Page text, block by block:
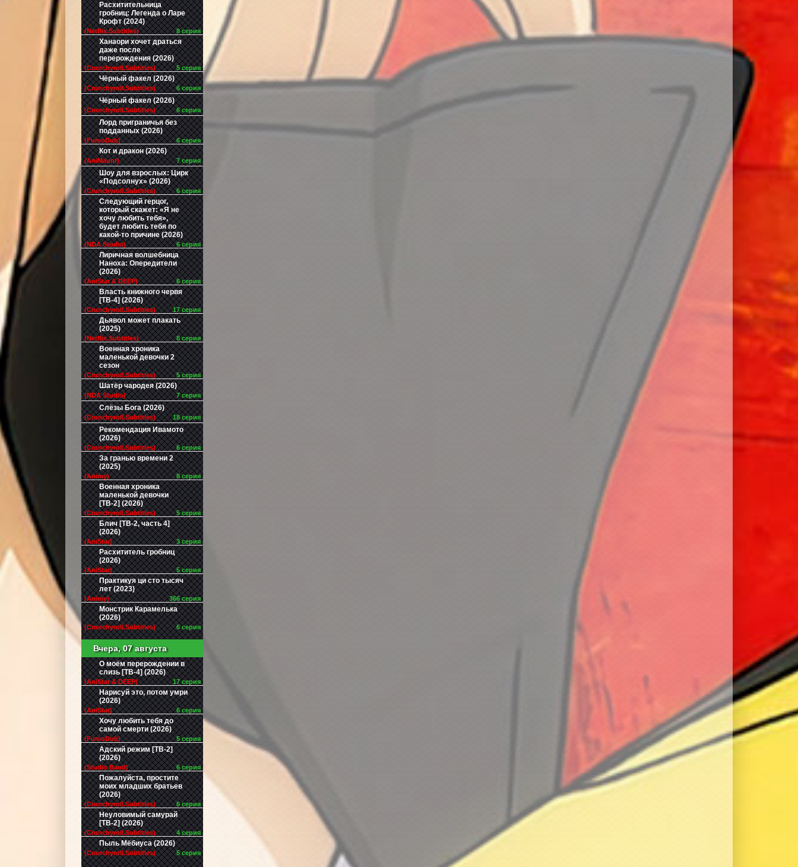
Расхитительница
гробниц: Легенда о Ларе
Крофт (2024)
(Netflix.Subtitles) 8 серия
Ханаори хочет драться
даже после
перерождения (2026)
(Crunchyroll.Subtitles) 5 серия
Чёрный факел (2026)
(Crunchyroll.Subtitles) 6 серия
Чёрный факел (2026)
(Crunchyroll.Subtitles) 6 серия
Лорд приграничья без
подданных (2026)
(FumoDub) 6 серия
Кот и дракон (2026)
(AniMaunt) 7 серия
Шоу для взрослых: Цирк
«Подсолнух» (2026)
(Crunchyroll.Subtitles) 6 серия
Следующий герцог,
который скажет: «Я не
хочу любить тебя»,
будет любить тебя по
какой-то причине (2026)
(NDA Studio) 6 серия
Лиричная волшебница
Наноха: Опередители
(2026)
(AniStar & DEEP) 6 серия
Власть книжного червя
[ТВ-4] (2026)
(Crunchyroll.Subtitles) 17 серия
Дьявол может плакать
(2025)
(Netflix.Subtitles) 8 серия
Военная хроника
маленькой девочки 2
сезон
(Crunchyroll.Subtitles) 5 серия
Шатёр чародея (2026)
(NDA Studio) 7 серия
Слёзы Бога (2026)
(Crunchyroll.Subtitles) 18 серия
Рекомендация Ивамото
(2026)
(Crunchyroll.Subtitles) 6 серия
За гранью времени 2
(2025)
(Animy) 8 серия
Военная хроника
маленькой девочки
[ТВ-2] (2026)
(Crunchyroll.Subtitles) 5 серия
Блич [ТВ-2, часть 4]
(2026)
(AniStar) 3 серия
Расхититель гробниц
(2026)
(AniStar) 5 серия
Практикуя ци сто тысяч
лет (2023)
(Animy) 366 серия
Монстрик Карамелька
(2026)
(Crunchyroll.Subtitles) 6 серия
Вчера, 07 августа
О моём перерождении в
слизь [ТВ-4] (2026)
(AniStar & DEEP) 17 серия
Нарисуй это, потом умри
(2026)
(AniStar) 6 серия
Хочу любить тебя до
самой смерти (2026)
(FumoDub) 5 серия
Адский режим [ТВ-2]
(2026)
(Studio Band) 6 серия
Пожалуйста, простите
моих младших братьев
(2026)
(Crunchyroll.Subtitles) 6 серия
Неуловимый самурай
[ТВ-2] (2026)
(Crunchyroll.Subtitles) 4 серия
Пыль Мёбиуса (2026)
(Crunchyroll.Subtitles) 5 серия